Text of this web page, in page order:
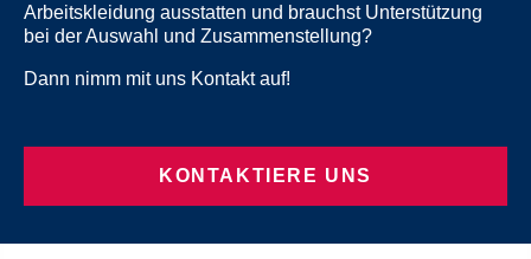
Arbeitskleidung ausstatten und brauchst Unterstützung
bei der Auswahl und Zusammenstellung?
Dann nimm mit uns Kontakt auf!
KONTAKTIERE UNS